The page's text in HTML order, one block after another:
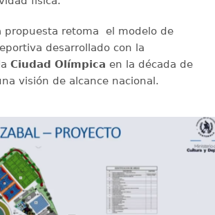
propuesta retoma el modelo de
desarrollado con la
Ciudad Olímpica en la década de
visión de alcance nacional.